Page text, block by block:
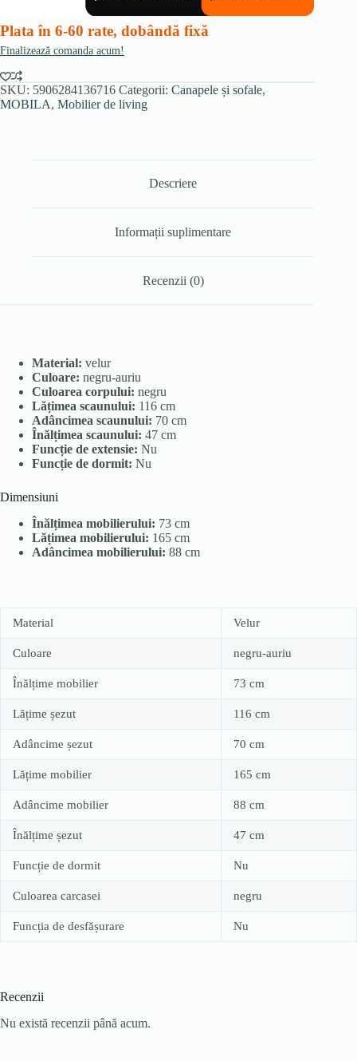
Plata în 6-60 rate, dobândă fixă
Finalizează comanda acum!
SKU: 5906284136716 Categorii: Canapele și sofale,
MOBILA, Mobilier de living
Descriere
Informații suplimentare
Recenzii (0)
Material: velur
Culoare: negru-auriu
Culoarea corpului: negru
Lățimea scaunului: 116 cm
Adâncimea scaunului: 70 cm
Înălțimea scaunului: 47 cm
Funcție de extensie: Nu
Funcție de dormit: Nu
Dimensiuni
Înălțimea mobilierului: 73 cm
Lățimea mobilierului: 165 cm
Adâncimea mobilierului: 88 cm
Material Velur
Culoare negru-auriu
Înălțime mobilier 73 cm
Lățime șezut 116 cm
Adâncime șezut 70 cm
Lățime mobilier 165 cm
Adâncime mobilier 88 cm
Înălțime șezut 47 cm
Funcție de dormit Nu
Culoarea carcasei negru
Funcția de desfășurare Nu
Recenzii
Nu există recenzii până acum.